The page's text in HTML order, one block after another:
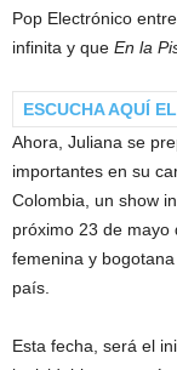
Pop Electrónico
infinita y que En la
ESCUCHA AQUÍ
Ahora, Juliana se
importantes en su
Colombia, un show
próximo 23 de mayo
femenina y
país.
Esta fecha, será el